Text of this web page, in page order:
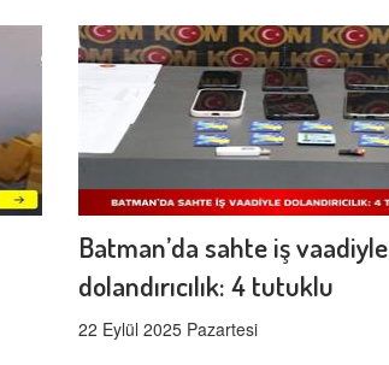
Batman’da sahte iş vaadiyle
dolandırıcılık: 4 tutuklu
22 Eylül 2025 Pazartesi